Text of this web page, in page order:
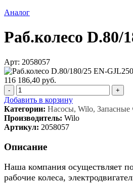
Аналог
Раб.колесо D.80/
Арт: 2058057
116 186,40 руб.
- +
Добавить в корзину
Категории: Насосы, Wilo, Запасные
Производитель: Wilo
Артикул: 2058057
Описание
Наша компания осуществляет
рабочие колеса,